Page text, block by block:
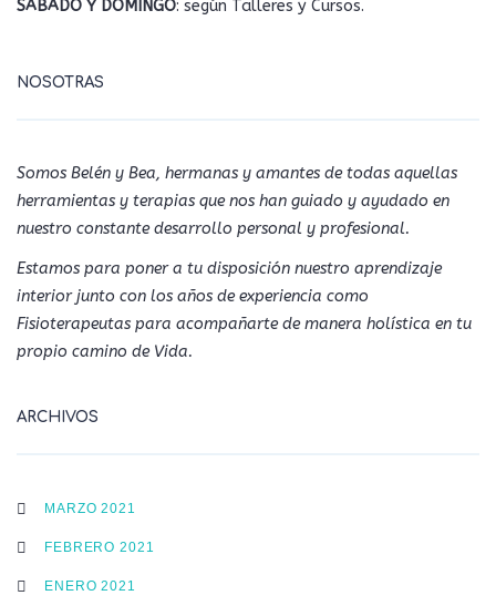
SÁBADO Y DOMINGO: según Talleres y Cursos.
NOSOTRAS
Somos Belén y Bea, hermanas y amantes de todas aquellas
herramientas y terapias que nos han guiado y ayudado en
nuestro constante desarrollo personal y profesional.
Estamos para poner a tu disposición nuestro aprendizaje
interior junto con los años de experiencia como
Fisioterapeutas para acompañarte de manera holística en tu
propio camino de Vida.
ARCHIVOS
MARZO 2021
FEBRERO 2021
ENERO 2021